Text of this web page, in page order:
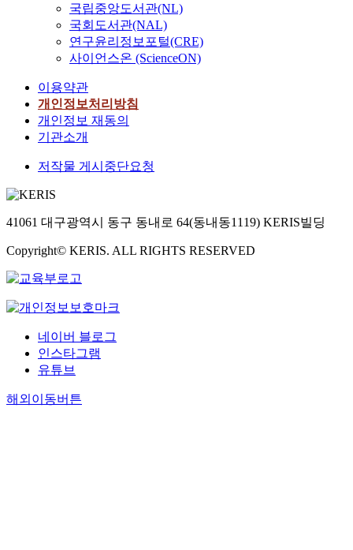
국립중앙도서관(NL)
국회도서관(NAL)
연구윤리정보포털(CRE)
사이언스온 (ScienceON)
이용약관
개인정보처리방침
개인정보 재동의
기관소개
저작물 게시중단요청
41061 대구광역시 동구 동내로 64(동내동1119) KERIS빌딩
Copyright© KERIS. ALL RIGHTS RESERVED
네이버 블로그
인스타그램
유튜브
해외이동버튼